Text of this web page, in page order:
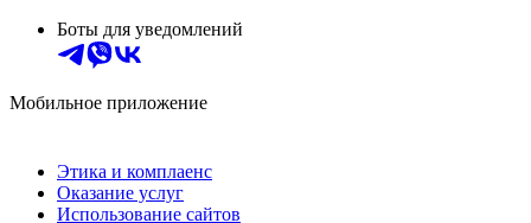
Боты для уведомлений
Мобильное приложение
Этика и комплаенс
Оказание услуг
Использование сайтов